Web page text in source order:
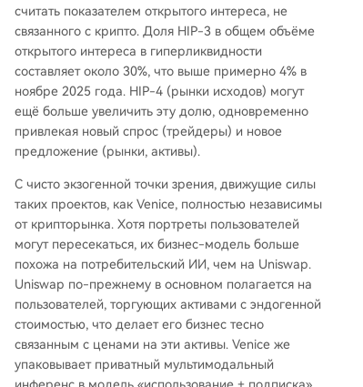
считать показателем открытого интереса, не
связанного с крипто. Доля HIP-3 в общем объёме
открытого интереса в гиперликвидности
составляет около 30%, что выше примерно 4% в
ноябре 2025 года. HIP-4 (рынки исходов) могут
ещё больше увеличить эту долю, одновременно
привлекая новый спрос (трейдеры) и новое
предложение (рынки, активы).
С чисто экзогенной точки зрения, движущие силы
таких проектов, как Venice, полностью независимы
от крипторынка. Хотя портреты пользователей
могут пересекаться, их бизнес-модель больше
похожа на потребительский ИИ, чем на Uniswap.
Uniswap по-прежнему в основном полагается на
пользователей, торгующих активами с эндогенной
стоимостью, что делает его бизнес тесно
связанным с ценами на эти активы. Venice же
упаковывает приватный мультимодальный